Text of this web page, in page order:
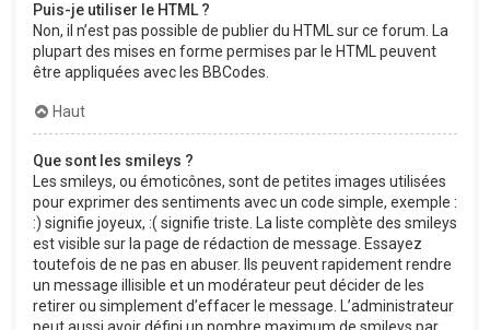
Puis-je utiliser le HTML ?
Non, il n’est pas possible de publier du HTML sur ce forum. La
plupart des mises en forme permises par le HTML peuvent
être appliquées avec les BBCodes.
Haut
Que sont les smileys ?
Les smileys, ou émoticônes, sont de petites images utilisées
pour exprimer des sentiments avec un code simple, exemple :
:) signifie joyeux, :( signifie triste. La liste complète des smileys
est visible sur la page de rédaction de message. Essayez
toutefois de ne pas en abuser. Ils peuvent rapidement rendre
un message illisible et un modérateur peut décider de les
retirer ou simplement d’effacer le message. L’administrateur